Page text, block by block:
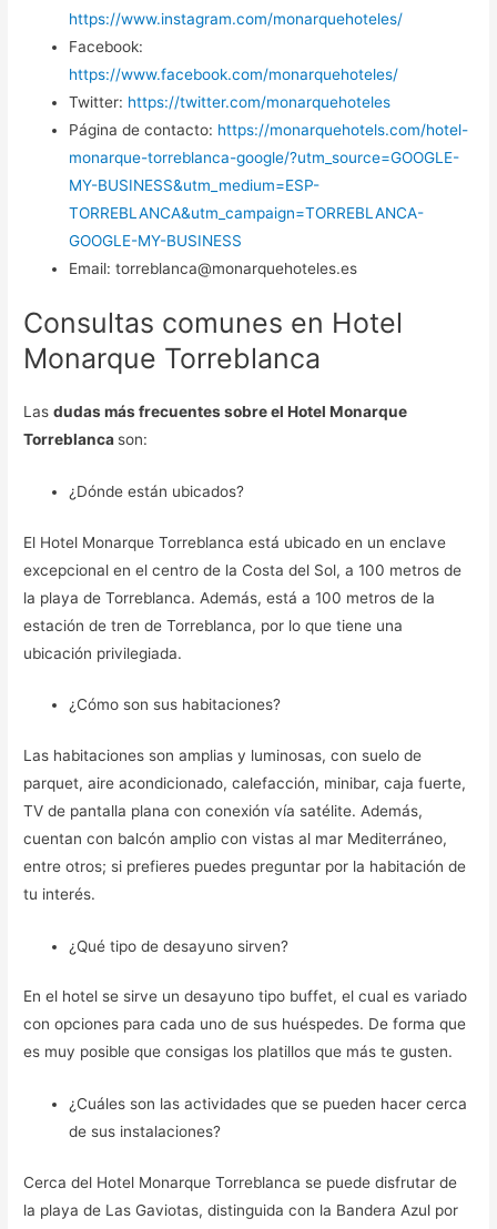
https://www.instagram.com/monarquehoteles/
Facebook:
https://www.facebook.com/monarquehoteles/
Twitter: https://twitter.com/monarquehoteles
Página de contacto: https://monarquehotels.com/hotel-
monarque-torreblanca-google/?utm_source=GOOGLE-
MY-BUSINESS&utm_medium=ESP-
TORREBLANCA&utm_campaign=TORREBLANCA-
GOOGLE-MY-BUSINESS
Email: torreblanca@monarquehoteles.es
Consultas comunes en Hotel
Monarque Torreblanca
Lasdudas más frecuentes sobre el Hotel Monarque
Torreblanca son:
¿Dónde están ubicados?
El Hotel Monarque Torreblanca está ubicado en un enclave
excepcional en el centro de la Costa del Sol, a 100 metros de
la playa de Torreblanca. Además, está a 100 metros de la
estación de tren de Torreblanca, por lo que tiene una
ubicación privilegiada.
¿Cómo son sus habitaciones?
Las habitaciones son amplias y luminosas, con suelo de
parquet, aire acondicionado, calefacción, minibar, caja fuerte,
TV de pantalla plana con conexión vía satélite. Además,
cuentan con balcón amplio con vistas al mar Mediterráneo,
entre otros; si prefieres puedes preguntar por la habitación de
tu interés.
¿Qué tipo de desayuno sirven?
En el hotel se sirve un desayuno tipo buffet, el cual es variado
con opciones para cada uno de sus huéspedes. De forma que
es muy posible que consigas los platillos que más te gusten.
¿Cuáles son las actividades que se pueden hacer cerca
de sus instalaciones?
Cerca del Hotel Monarque Torreblanca se puede disfrutar de
la playa de Las Gaviotas, distinguida con la Bandera Azul por